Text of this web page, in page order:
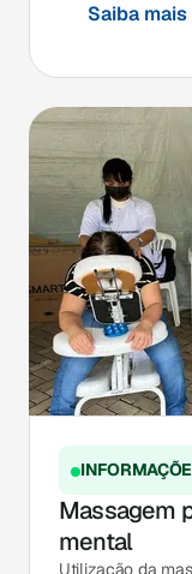
Saiba mais
Massagem
mental
Utilização da